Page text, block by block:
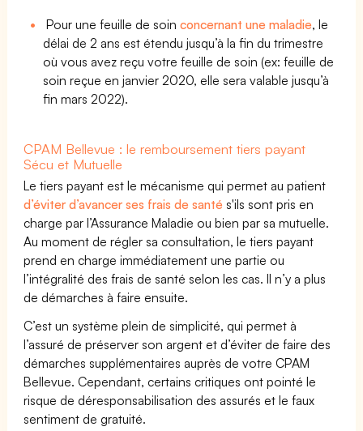
Pour une feuille de soinconcernant une maladie, le
délai de 2 ans est étendu jusqu’à la fin du trimestre
où vous avez reçu votre feuille de soin (ex: feuille de
soin reçue en janvier 2020, elle sera valable jusqu’à
fin mars 2022).
CPAM Bellevue : le remboursement tiers payant
Sécu et Mutuelle
Le tiers payant est le mécanisme qui permet au patient
d’éviter d’avancer ses frais de santé s'ils sont pris en
charge par l’Assurance Maladie ou bien par sa mutuelle.
Au moment de régler sa consultation, le tiers payant
prend en charge immédiatement une partie ou
l’intégralité des frais de santé selon les cas. Il n’y a plus
de démarches à faire ensuite.
C’est un système plein de simplicité, qui permet à
l’assuré de préserver son argent et d’éviter de faire des
démarches supplémentaires auprès de votre CPAM
Bellevue. Cependant, certains critiques ont pointé le
risque de déresponsabilisation des assurés et le faux
sentiment de gratuité.